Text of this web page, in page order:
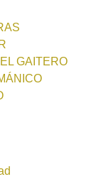
GAITERO